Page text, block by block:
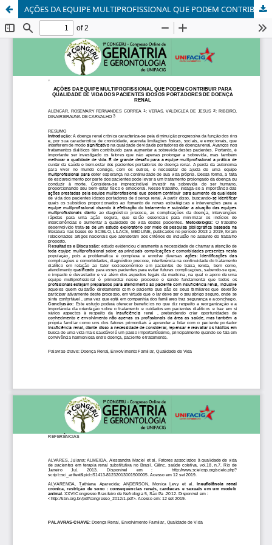
AÇÕES DA EQUIPE MULTIPROFISSIONAL QUE PODEM CONTRIBUIR PARA QUALIDADE DE VIDA DOS PACIENTES IDOSOS PORTADORES DE DOENÇA RENAL